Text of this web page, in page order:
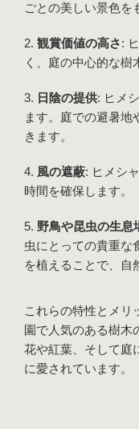
ごとの美しい景色を
観賞価値の高さ:
く、庭の中心的な樹
日陰の提供: ヒメ
ます。庭での避暑地
きます。
風の遮蔽: ヒメシ
時間を確保します。
野鳥や昆虫の生息
虫にとっての貴重な
を植えることで、自
これらの特性とメリ
園で人気のある樹木
花や紅葉、そして庭
に愛されています。